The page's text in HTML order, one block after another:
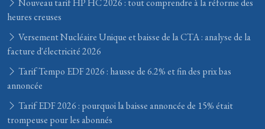
Nouveau tarif HP HC 2026 : tout comprendre à la réforme des
heures creuses
Versement Nucléaire Unique et baisse de la CTA : analyse de la
facture d'électricité 2026
Tarif Tempo EDF 2026 : hausse de 6.2% et fin des prix bas
annoncée
Tarif EDF 2026 : pourquoi la baisse annoncée de 15% était
trompeuse pour les abonnés